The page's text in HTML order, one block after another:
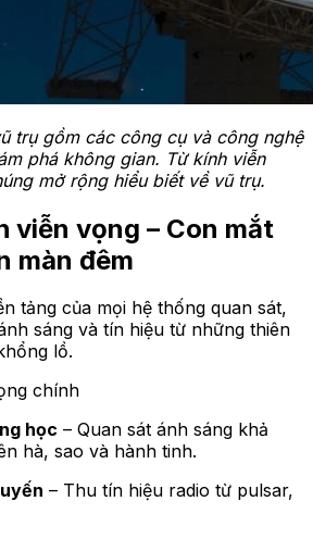
trụ gồm các công cụ và công nghệ
phá không gian. Từ kính viễn
mở rộng hiểu biết về vũ trụ.
viễn vọng – Con mắt
màn đêm
tảng của mọi hệ thống quan sát,
sáng và tín hiệu từ những thiên
lồ.
chính
học – Quan sát ánh sáng khả
hà, sao và hành tinh.
– Thu tín hiệu radio từ pulsar,